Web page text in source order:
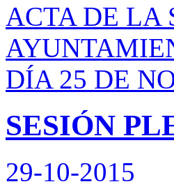
ACTA DE LA
DÍA 25 DE
SESIÓN
29-10-2015